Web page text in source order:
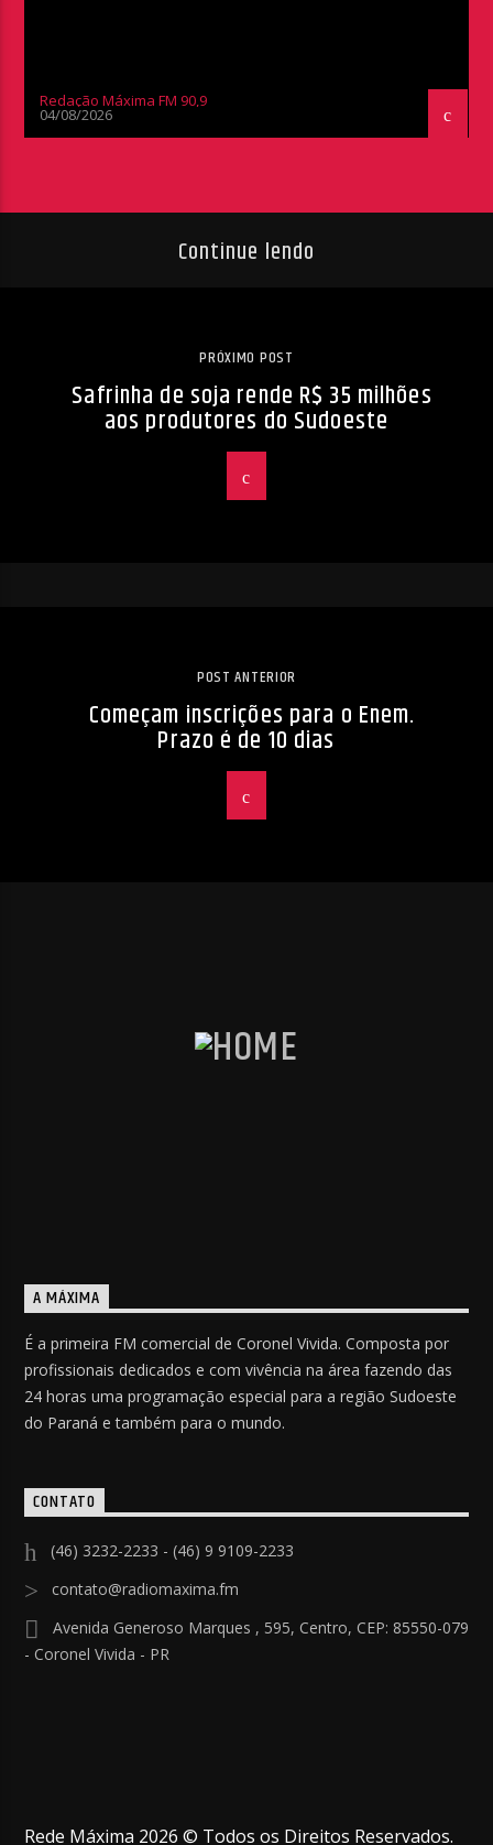
Redação Máxima FM 90,9
04/08/2026
Continue lendo
PRÓXIMO POST
Safrinha de soja rende R$ 35 milhões
aos produtores do Sudoeste
POST ANTERIOR
Começam inscrições para o Enem.
Prazo é de 10 dias
A MÁXIMA
É a primeira FM comercial de Coronel Vivida. Composta por
profissionais dedicados e com vivência na área fazendo das
24 horas uma programação especial para a região Sudoeste
do Paraná e também para o mundo.
CONTATO
(46) 3232-2233 - (46) 9 9109-2233
contato@radiomaxima.fm
Avenida Generoso Marques , 595, Centro, CEP: 85550-079
- Coronel Vivida - PR
Rede Máxima 2026 © Todos os Direitos Reservados.